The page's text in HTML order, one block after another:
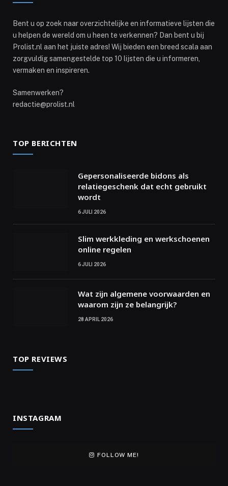
Bent u op zoek naar overzichtelijke en informatieve lijsten die
u helpen de wereld om u heen te verkennen? Dan bent u bij
Prolist.nl aan het juiste adres! Wij bieden een breed scala aan
zorgvuldig samengestelde top 10 lijsten die u informeren,
vermaken en inspireren.
Samenwerken?
redactie@prolist.nl
TOP BERICHTEN
Gepersonaliseerde bidons als
relatiegeschenk dat echt gebruikt
wordt
6 JULI 2026
Slim werkkleding en werkschoenen
online regelen
6 JULI 2026
Wat zijn algemene voorwaarden en
waarom zijn ze belangrijk?
28 APRIL 2026
TOP REVIEWS
INSTAGRAM
FOLLOW ME!